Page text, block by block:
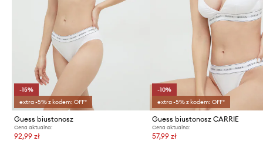
-15%
extra -5% z kodem: OFF*
Guess biustonosz
Cena aktualna:
92,99 zł
-10%
extra -5% z kodem: OFF*
Guess biustonosz CARRIE
Cena aktualna:
57,99 zł